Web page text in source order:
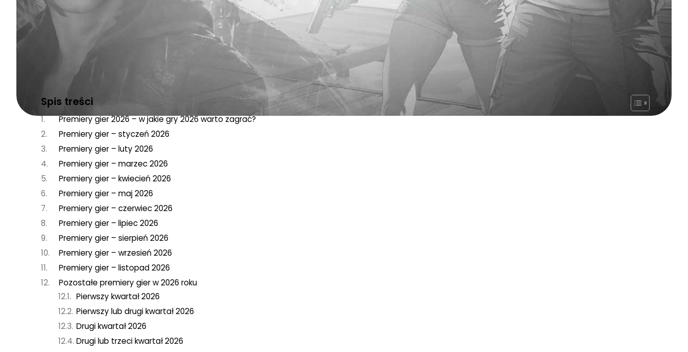
Jakie premiery gier czekają nas w 2026 roku? Oto lista premier gier na nadchodzące miesiące!
W 2025 roku otrzymaliśmy naprawdę mnóstwo świetnych produkcji – praktycznie w każdym miesiącu znalazło się coś, na co naprawdę warto było
wygospodarować trochę czasu. W ręce graczy wpadło znakomite
Clair Obscur: Expedition 33 Kingdom Come Deliverence II
, czy też
Death Stranding 2
Zapowiada się, że 2026 dotrzyma kroku, bo już nawet na samym początku otrzymamy kilka mocarnych pozycji.
Spis treści
Premiery gier 2026 – w jakie gry 2026 warto zagrać?
Premiery gier – styczeń 2026
Premiery gier – luty 2026
Premiery gier – marzec 2026
Premiery gier – kwiecień 2026
Premiery gier – maj 2026
Premiery gier – czerwiec 2026
Premiery gier – lipiec 2026
Premiery gier – sierpień 2026
Premiery gier – wrzesień 2026
Premiery gier – listopad 2026
Pozostałe premiery gier w 2026 roku
Pierwszy kwartał 2026
Pierwszy lub drugi kwartał 2026
Drugi kwartał 2026
Drugi lub trzeci kwartał 2026